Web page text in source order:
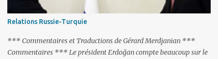
nouvelles conditions préalables : 1- L’Arménie doit demander la
dissolution du Groupe de Minsk de l’OSCE ; 2- et surtout, elle doit
changer sa Constitution en supprimant toute allusion au
‘Karabakh’. Su...
Relations Russie-Turquie
*** Commentaires et Traductions de Gérard Merdjanian ***
Commentaires *** Le président Erdoğan compte beaucoup sur le